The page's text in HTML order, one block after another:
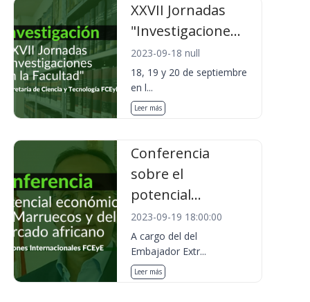
XXVII Jornadas
"Investigacione...
2023-09-18 null
18, 19 y 20 de septiembre
en l...
Leer más
Conferencia
sobre el
potencial...
2023-09-19 18:00:00
A cargo del del
Embajador Extr...
Leer más